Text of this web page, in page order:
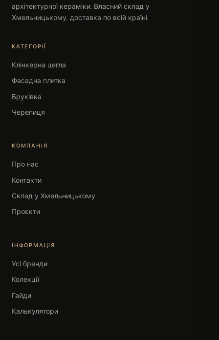
архітектурної кераміки. Власний склад у
Хмельницькому, доставка по всій країні.
КАТЕГОРІЇ
Клінкерна цегла
Фасадна плитка
Бруківка
Черепиця
КОМПАНІЯ
Про нас
Контакти
Склад у Хмельницькому
Проєкти
ІНФОРМАЦІЯ
Усі бренди
Колекції
Гайди
Калькулятори